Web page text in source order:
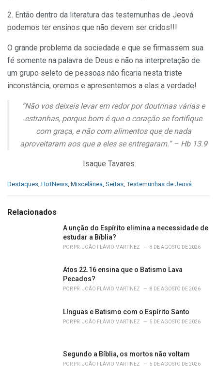
2. Então dentro da literatura das testemunhas de Jeová
podemos ter ensinos que não devem ser cridos!!!
O grande problema da sociedade e que se firmassem sua
fé somente na palavra de Deus e não na interpretação de
um grupo seleto de pessoas não ficaria nesta triste
inconstância, oremos e apresentemos a elas a verdade!
“Não vos deixeis levar em redor por doutrinas várias e
estranhas, porque bom é que o coração se fortifique
com graça, e não com alimentos que de nada
aproveitaram aos que a eles se entregaram.” – Hb 13.9
Isaque Tavares
C
e
Destaques, HotNews, Miscelânea, Seitas, Testemunhas de Jeová
Relacionados
A unção do Espírito elimina a necessidade de
estudar a Bíblia?
POR PR. JOÃO FLÁVIO MARTINEZ 8 DE AGOSTO DE 2026
Atos 22.16 ensina que o Batismo Lava
Pecados?
POR PR. JOÃO FLÁVIO MARTINEZ 8 DE AGOSTO DE 2026
Línguas e Batismo com o Espírito Santo
POR PR. JOÃO FLÁVIO MARTINEZ 5 DE AGOSTO DE 2026
Segundo a Bíblia, os mortos não voltam
POR PR. JOÃO FLÁVIO MARTINEZ 5 DE AGOSTO DE 2026